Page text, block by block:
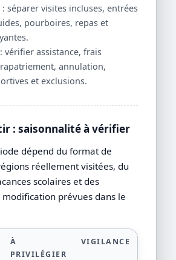
: séparer visites incluses, entrées
pourboires, repas et
vérifier assistance, frais
annulation,
et exclusions.
: saisonnalité à vérifier
dépend du format de
réellement visitées, du
scolaires et des
prévues dans le
À
PRIVILÉGIER
VIGILANCE